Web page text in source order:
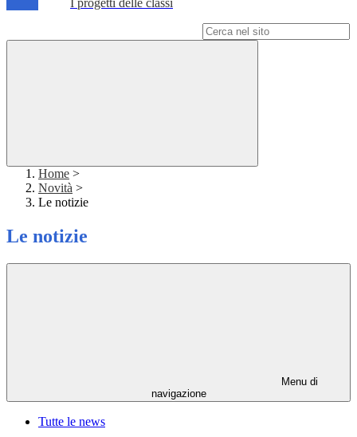
I progetti delle classi
Home >
Novità >
Le notizie
Le notizie
Menu di
navigazione
Tutte le news